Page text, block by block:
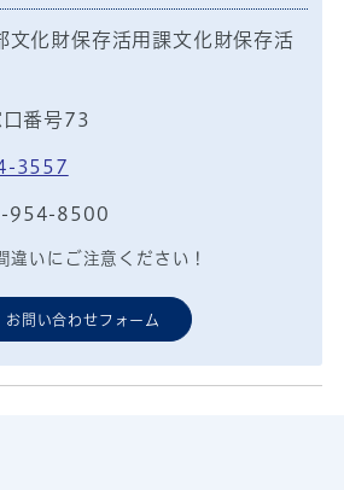
文化財保存活用課文化財保存活
番号73
3557
954-8500
違いにご注意ください！
お問い合わせフォーム